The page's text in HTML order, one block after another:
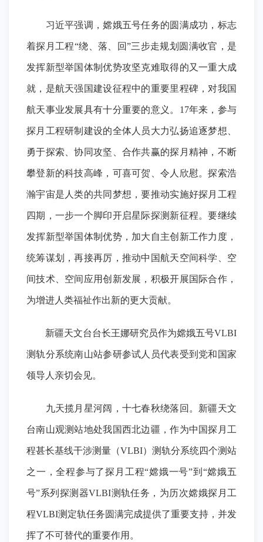
习近平强调，嫦娥五号任务的圆满成功，标志
着探月工程“绕、落、回”三步走规划圆满收官，是
发挥新型举国体制优势攻坚克难取得的又一重大成
就，是航天强国建设征程中的重要里程碑，对我国
航天事业发展具有十分重要的意义。17年来，参与
探月工程研制建设的全体人员大力弘扬追逐梦想、
勇于探索、协同攻坚、合作共赢的探月精神，不断
攀登新的科技高峰，可喜可贺、令人欣慰。探索浩
瀚宇宙是人类的共同梦想，要推动实施好探月工程
四期，一步一个脚印开启星际探测新征程。要继续
发挥新型举国体制优势，加大自主创新工作力度，
统筹谋划，再接再厉，推动中国航天空间科学、空
间技术、空间应用创新发展，积极开展国际合作，
为增进人类福祉作出新的更大贡献。
新疆天文台台长王娜研究员作为嫦娥五号VLBI
测轨分系统南山站参研参试人员代表受到党和国家
领导人亲切会见。
九天揽月星河阔，十七春秋绕落回。新疆天文
台南山观测站地处我国西北边疆，作为中国探月工
程甚长基线干涉测量（VLBI）测轨分系统四个测站
之一，全程参与了探月工程“嫦娥一号”到“嫦娥五
号”系列探测器VLBI测轨任务，为历次嫦娥探月工
程VLBI测定轨任务圆满完成提供了重要支持，并发
挥了不可替代的重要作用。